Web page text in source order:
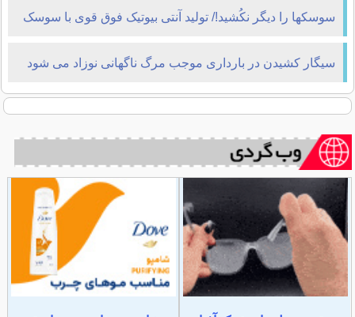
سوسکها را دیگر نکُشید!/ تولید آنتی بیوتیک فوق قوی با سوسک
سیگار کشیدن در بارداری موجب مرگ ناگهانی نوزاد می شود